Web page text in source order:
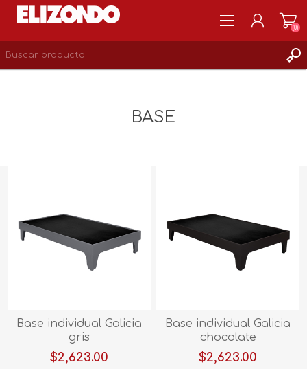
(0)
BASE
Base individual Galicia
gris
$2,623.00
Base individual Galicia
chocolate
$2,623.00